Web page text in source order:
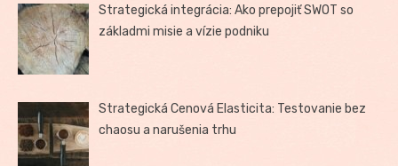
Strategická integrácia: Ako prepojiť SWOT so
základmi misie a vízie podniku
Strategická Cenová Elasticita: Testovanie bez
chaosu a narušenia trhu